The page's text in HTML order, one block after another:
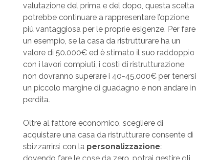
valutazione del prima e del dopo, questa scelta
potrebbe continuare a rappresentare l’opzione
più vantaggiosa per le proprie esigenze. Per fare
un esempio, se la casa da ristrutturare ha un
valore di 50.000€ ed è stimato il suo raddoppio
con i lavori compiuti, i costi di ristrutturazione
non dovranno superare i 40-45.000€ per tenersi
un piccolo margine di guadagno e non andare in
perdita.
Oltre al fattore economico, scegliere di
acquistare una casa da ristrutturare consente di
sbizzarrirsi con la personalizzazione: